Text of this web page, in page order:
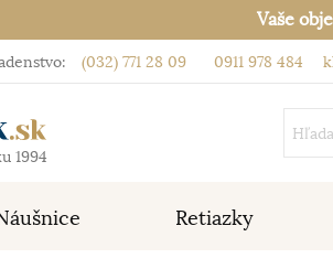
Vaše
(032) 771 28 09 0911 978 484
1994
Retiazky